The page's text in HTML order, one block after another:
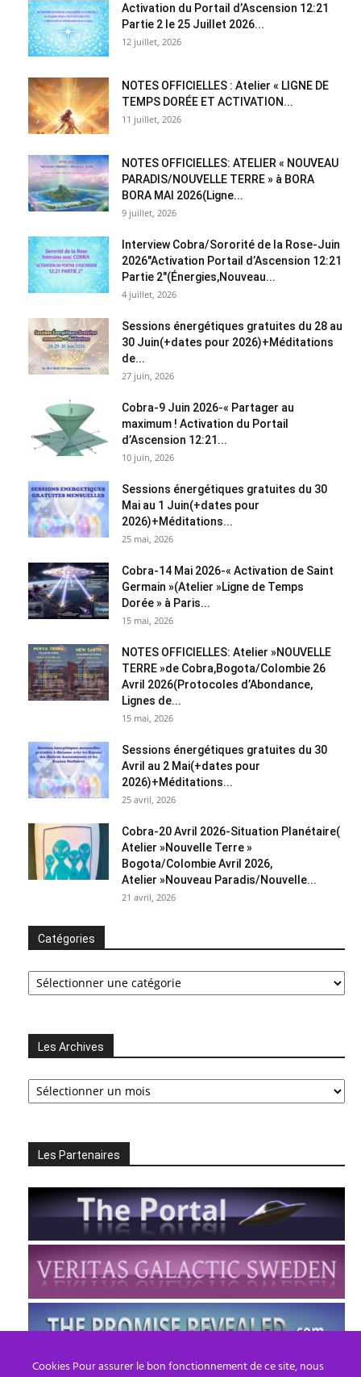
Activation du Portail d’Ascension 12:21
Partie 2 le 25 Juillet 2026...
12 juillet, 2026
NOTES OFFICIELLES : Atelier « LIGNE DE
TEMPS DORÉE ET ACTIVATION...
11 juillet, 2026
NOTES OFFICIELLES: ATELIER « NOUVEAU
PARADIS/NOUVELLE TERRE » à BORA
BORA MAI 2026(Ligne...
9 juillet, 2026
Interview Cobra/Sororité de la Rose-Juin
2026″Activation Portail d’Ascension 12:21
Partie 2″(Énergies,Nouveau...
4 juillet, 2026
Sessions énergétiques gratuites du 28 au
30 Juin(+dates pour 2026)+Méditations
de...
27 juin, 2026
Cobra-9 Juin 2026-« Partager au
maximum ! Activation du Portail
d’Ascension 12:21...
10 juin, 2026
Sessions énergétiques gratuites du 30
Mai au 1 Juin(+dates pour
2026)+Méditations...
25 mai, 2026
Cobra-14 Mai 2026-« Activation de Saint
Germain »(Atelier »Ligne de Temps
Dorée » à Paris...
15 mai, 2026
NOTES OFFICIELLES: Atelier »NOUVELLE
TERRE »de Cobra,Bogota/Colombie 26
Avril 2026(Protocoles d’Abondance,
Lignes de...
15 mai, 2026
Sessions énergétiques gratuites du 30
Avril au 2 Mai(+dates pour
2026)+Méditations...
25 avril, 2026
Cobra-20 Avril 2026-Situation Planétaire(
Atelier »Nouvelle Terre »
Bogota/Colombie Avril 2026,
Atelier »Nouveau Paradis/Nouvelle...
21 avril, 2026
Catégories
Catégories
Les Archives
Les
Archives
Les Partenaires
Cookies Pour assurer le bon fonctionnement de ce site, nous